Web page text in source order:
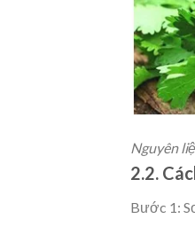
Nguyên
2.2.
Bước 1: